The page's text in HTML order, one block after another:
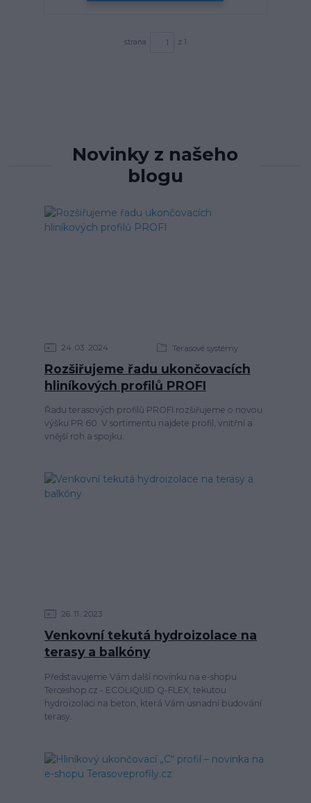
strana z 1
Novinky z našeho
blogu
24 03 2024 Terasové systémy
Rozšiřujeme řadu ukončovacích
hliníkových profilů PROFI
Řadu terasových profilů PROFI rozšiřujeme o novou
výšku PR 60. V sortimentu najdete profil, vnitřní a
vnější roh a spojku.
26 11 2023
Venkovní tekutá hydroizolace na
terasy a balkóny
Představujeme Vám další novinku na e-shopu
Terceshop.cz - ECOLIQUID Q-FLEX, tekutou
hydroizolaci na beton, která Vám usnadní budování
terasy.